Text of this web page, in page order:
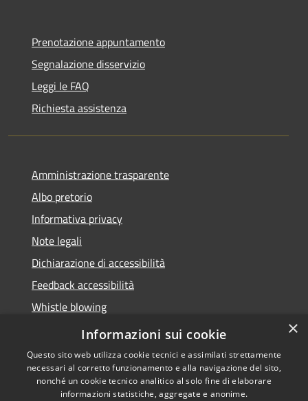
Prenotazione appuntamento
Segnalazione disservizio
Leggi le FAQ
Richiesta assistenza
Amministrazione trasparente
Albo pretorio
Informativa privacy
Note legali
Dichiarazione di accessibilità
Feedback accessibilità
Whistle blowing
Titolare potere sostitutivo
Copyright © 2026 • Comune di
×
Informazioni sui cookie
Questo sito web utilizza cookie tecnici e assimilati strettamente
necessari al corretto funzionamento e alla navigazione del sito,
nonché un cookie tecnico analitico al solo fine di elaborare
informazioni statistiche, aggregate e anonime.